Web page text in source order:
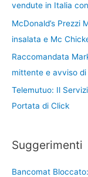
vendute in Italia
McDonald’s Prezzi
insalata e Mc
Raccomandata
mittente e avviso di
Telemutuo: Il
Portata di Click
Suggerimenti
Bancomat